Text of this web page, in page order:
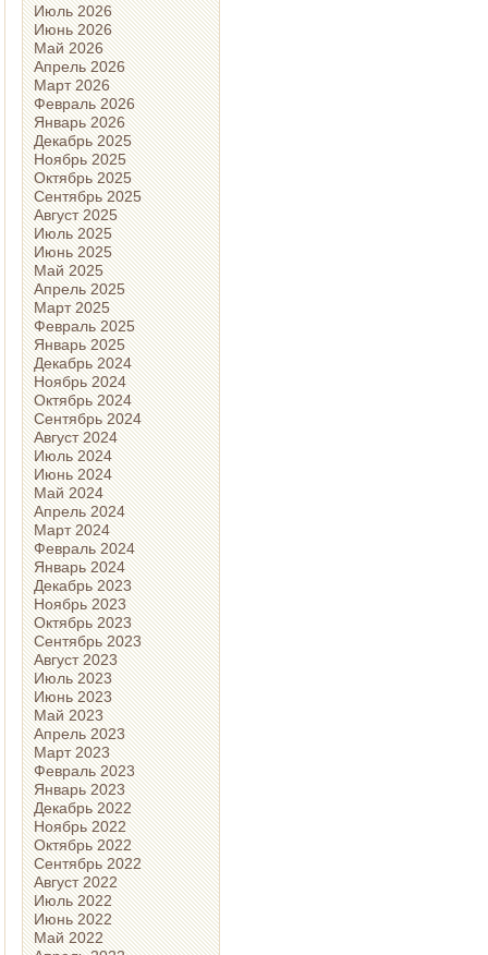
Июль 2026
Июнь 2026
Май 2026
Апрель 2026
Март 2026
Февраль 2026
Январь 2026
Декабрь 2025
Ноябрь 2025
Октябрь 2025
Сентябрь 2025
Август 2025
Июль 2025
Июнь 2025
Май 2025
Апрель 2025
Март 2025
Февраль 2025
Январь 2025
Декабрь 2024
Ноябрь 2024
Октябрь 2024
Сентябрь 2024
Август 2024
Июль 2024
Июнь 2024
Май 2024
Апрель 2024
Март 2024
Февраль 2024
Январь 2024
Декабрь 2023
Ноябрь 2023
Октябрь 2023
Сентябрь 2023
Август 2023
Июль 2023
Июнь 2023
Май 2023
Апрель 2023
Март 2023
Февраль 2023
Январь 2023
Декабрь 2022
Ноябрь 2022
Октябрь 2022
Сентябрь 2022
Август 2022
Июль 2022
Июнь 2022
Май 2022